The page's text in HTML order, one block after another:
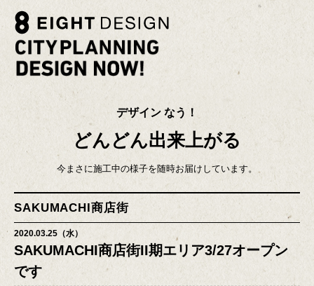
デザイン なう！
どんどん出来上がる
今まさに施工中の様子を随時お届けしています。
SAKUMACHI商店街
2020.03.25（水）
SAKUMACHI商店街II期エリア3/27オープン
です